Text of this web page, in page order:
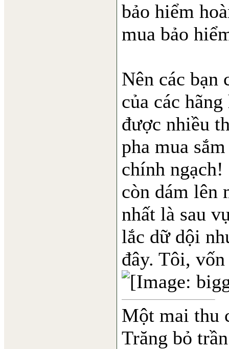
bảo hiểm
mua bảo
Nên các bạn
của các
được nhiều
pha mua
chính
còn dám lên
nhất là sau
lắc dữ dội
đây. Tôi,
Một mai thu
Trăng bỏ